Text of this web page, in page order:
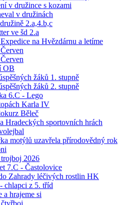
v družince s kozami
v družinách
2.a,4.b,c
ve šd 2.a
na Hvězdárnu a letíme
OB
žáků 1. stupně
žáků 2. stupně
6.C - Lego
Karla IV
Běleč
Hradeckých sportovních hrách
motýlů uzavřela přírodovědný rok
2026
7.C - Častolovice
Zahrady léčivých rostlin HK
chlapci z 5. tříd
a hrajeme si